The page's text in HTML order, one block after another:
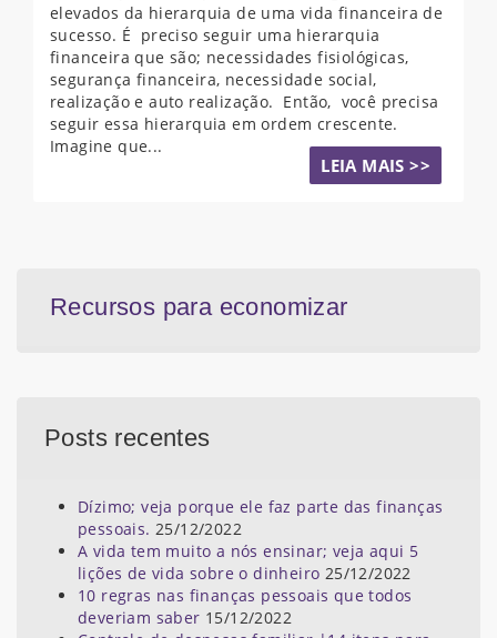
elevados da hierarquia de uma vida financeira de
sucesso. É preciso seguir uma hierarquia
financeira que são; necessidades fisiológicas,
segurança financeira, necessidade social,
realização e auto realização. Então, você precisa
seguir essa hierarquia em ordem crescente.
Imagine que...
LEIA MAIS >>
Recursos para economizar
Posts recentes
Dízimo; veja porque ele faz parte das finanças
pessoais. 25/12/2022
A vida tem muito a nós ensinar; veja aqui 5
lições de vida sobre o dinheiro 25/12/2022
10 regras nas finanças pessoais que todos
deveriam saber 15/12/2022